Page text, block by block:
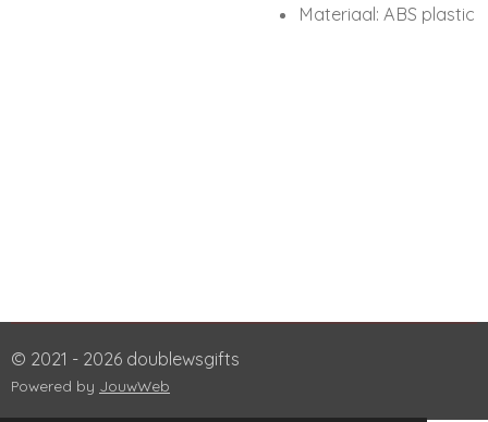
Materiaal: ABS plastic
© 2021 - 2026 doublewsgifts
Powered by JouwWeb